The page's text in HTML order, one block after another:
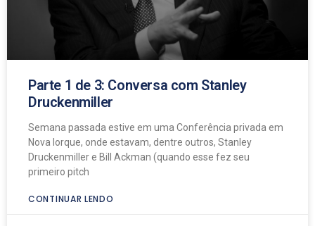
Parte 1 de 3: Conversa com Stanley
Druckenmiller
Semana passada estive em uma Conferência privada em
Nova Iorque, onde estavam, dentre outros, Stanley
Druckenmiller e Bill Ackman (quando esse fez seu
primeiro pitch
CONTINUAR LENDO